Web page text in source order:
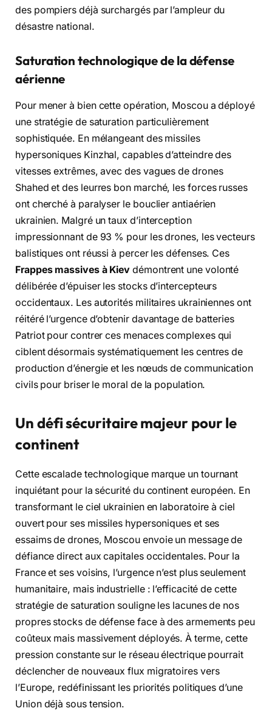
des pompiers déjà surchargés par l’ampleur du
désastre national.
Saturation technologique de la défense
aérienne
Pour mener à bien cette opération, Moscou a déployé
une stratégie de saturation particulièrement
sophistiquée. En mélangeant des missiles
hypersoniques Kinzhal, capables d’atteindre des
vitesses extrêmes, avec des vagues de drones
Shahed et des leurres bon marché, les forces russes
ont cherché à paralyser le bouclier antiaérien
ukrainien. Malgré un taux d’interception
impressionnant de 93 % pour les drones, les vecteurs
balistiques ont réussi à percer les défenses. Ces
Frappes massives à Kiev démontrent une volonté
délibérée d’épuiser les stocks d’intercepteurs
occidentaux. Les autorités militaires ukrainiennes ont
réitéré l’urgence d’obtenir davantage de batteries
Patriot pour contrer ces menaces complexes qui
ciblent désormais systématiquement les centres de
production d’énergie et les nœuds de communication
civils pour briser le moral de la population.
Un défi sécuritaire majeur pour le
continent
Cette escalade technologique marque un tournant
inquiétant pour la sécurité du continent européen. En
transformant le ciel ukrainien en laboratoire à ciel
ouvert pour ses missiles hypersoniques et ses
essaims de drones, Moscou envoie un message de
défiance direct aux capitales occidentales. Pour la
France et ses voisins, l’urgence n’est plus seulement
humanitaire, mais industrielle : l’efficacité de cette
stratégie de saturation souligne les lacunes de nos
propres stocks de défense face à des armements peu
coûteux mais massivement déployés. À terme, cette
pression constante sur le réseau électrique pourrait
déclencher de nouveaux flux migratoires vers
l’Europe, redéfinissant les priorités politiques d’une
Union déjà sous tension.